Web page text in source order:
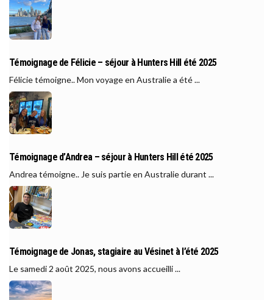
Témoignage de Félicie – séjour à Hunters Hill été 2025
Félicie témoigne.. Mon voyage en Australie a été ...
Témoignage d’Andrea – séjour à Hunters Hill été 2025
Andrea témoigne.. Je suis partie en Australie durant ...
Témoignage de Jonas, stagiaire au Vésinet à l’été 2025
Le samedi 2 août 2025, nous avons accueilli ...